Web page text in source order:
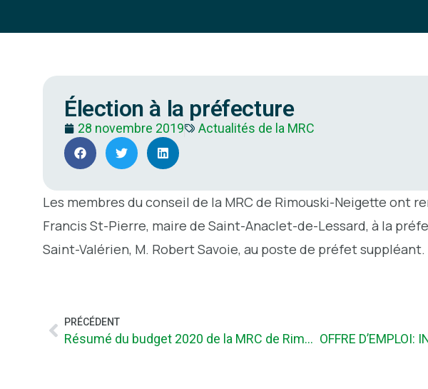
Élection à la préfecture
28 novembre 2019 Actualités de la MRC
Les membres du conseil de la MRC de Rimouski-Neigette ont
Francis St-Pierre, maire de Saint-Anaclet-de-Lessard, à la
Saint-Valérien, M. Robert Savoie, au poste de préfet
PRÉCÉDENT
Résumé du budget 2020 de la MRC de Rimouski-Neigette